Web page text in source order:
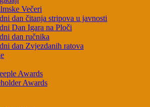
Večeri
dan čitanja stripova u javnosti
Dan Igara na Ploči
dan ručnika
dan Zvjezdanih ratova
Awards
Awards